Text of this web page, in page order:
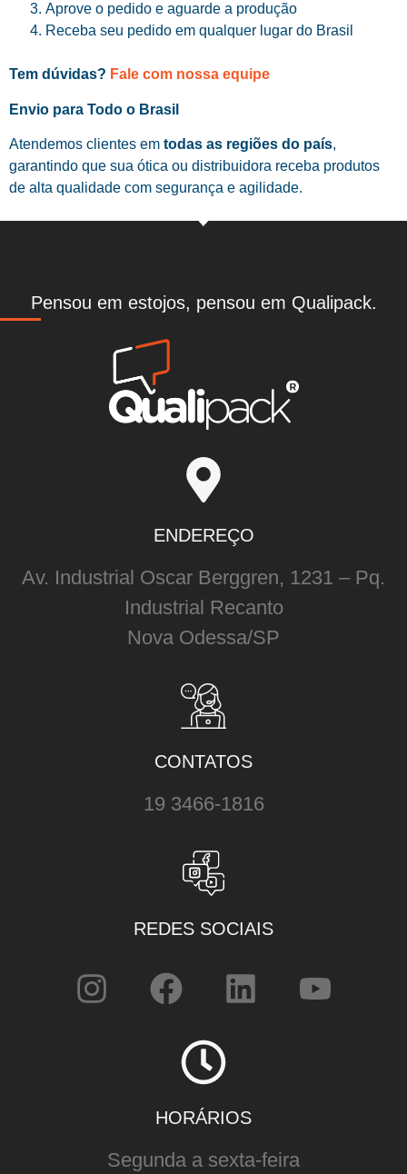
Aprove o pedido e aguarde a produção
Receba seu pedido em qualquer lugar do Brasil
Tem dúvidas? Fale com nossa equipe
Envio para Todo o Brasil
Atendemos clientes em todas as regiões do país,
garantindo que sua ótica ou distribuidora receba produtos
de alta qualidade com segurança e agilidade.
Pensou em estojos, pensou em Qualipack.
ENDEREÇO
Av. Industrial Oscar Berggren, 1231 – Pq.
Industrial Recanto
Nova Odessa/SP
CONTATOS
19 3466-1816
REDES SOCIAIS
HORÁRIOS
Segunda a sexta-feira